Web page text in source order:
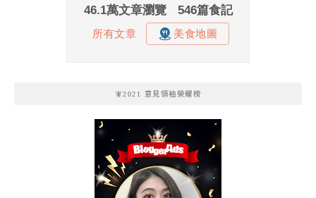
🧚2021 意見領袖榮耀榜